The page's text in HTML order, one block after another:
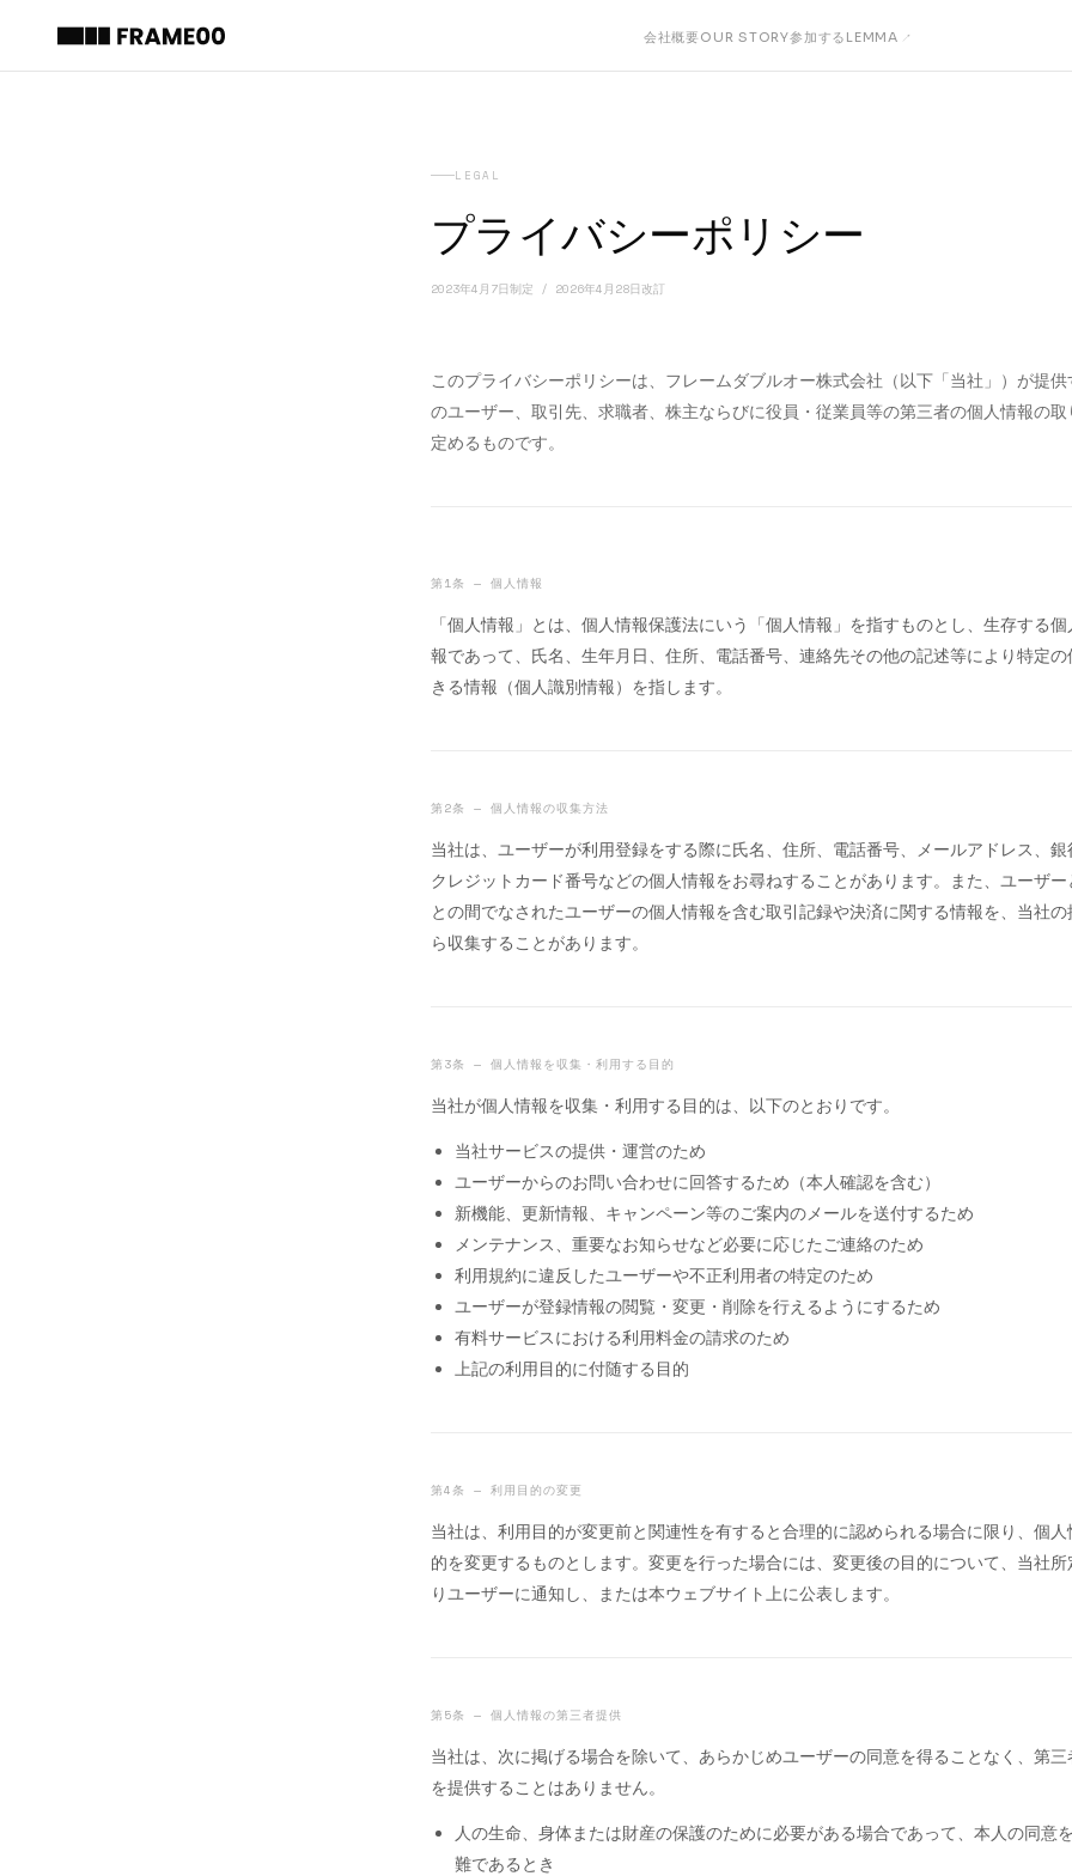
会社概要OUR STORY参加する LEMMA
LEGAL
プライバシーポリシー
2023年4月7日制定 / 2026年4月28日改訂
このプライバシーポリシーは、フレームダブルオー株式会社（以下「当社」）が提供
のユーザー、取引先、求職者、株主ならびに役員・従業員等の第三者の個人情報の取
定めるものです。
第1条 — 個人情報
「個人情報」とは、個人情報保護法にいう「個人情報」を指すものとし、生存する
報であって、氏名、生年月日、住所、電話番号、連絡先その他の記述等により特定
きる情報（個人識別情報）を指します。
第2条 — 個人情報の収集方法
当社は、ユーザーが利用登録をする際に氏名、住所、電話番号、メールアドレス、銀
クレジットカード番号などの個人情報をお尋ねすることがあります。また、ユーザ
との間でなされたユーザーの個人情報を含む取引記録や決済に関する情報を、当社
ら収集することがあります。
第3条 — 個人情報を収集・利用する目的
当社が個人情報を収集・利用する目的は、以下のとおりです。
当社サービスの提供・運営のため
ユーザーからのお問い合わせに回答するため（本人確認を含む）
新機能、更新情報、キャンペーン等のご案内のメールを送付するため
メンテナンス、重要なお知らせなど必要に応じたご連絡のため
利用規約に違反したユーザーや不正利用者の特定のため
ユーザーが登録情報の閲覧・変更・削除を行えるようにするため
有料サービスにおける利用料金の請求のため
上記の利用目的に付随する目的
第4条 — 利用目的の変更
当社は、利用目的が変更前と関連性を有すると合理的に認められる場合に限り、個人
的を変更するものとします。変更を行った場合には、変更後の目的について、当社所
りユーザーに通知し、または本ウェブサイト上に公表します。
第5条 — 個人情報の第三者提供
当社は、次に掲げる場合を除いて、あらかじめユーザーの同意を得ることなく、第三
を提供することはありません。
人の生命、身体または財産の保護のために必要がある場合であって、本人の同意
難であるとき